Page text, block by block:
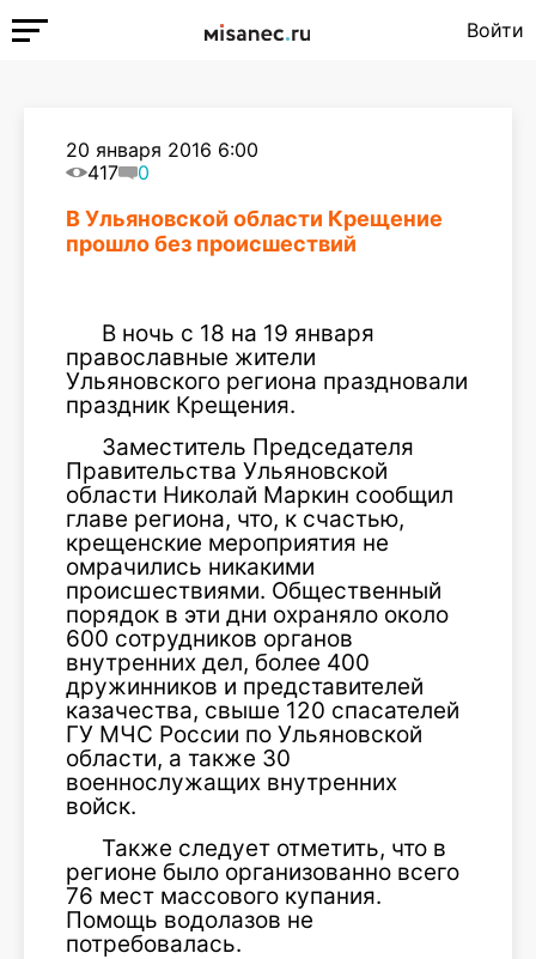
Войти
20 января 2016 6:00
417
0
В Ульяновской области Крещение
прошло без происшествий
В ночь с 18 на 19 января
православные жители
Ульяновского региона праздновали
праздник Крещения.
Заместитель Председателя
Правительства Ульяновской
области Николай Маркин сообщил
главе региона, что, к счастью,
крещенские мероприятия не
омрачились никакими
происшествиями. Общественный
порядок в эти дни охраняло около
600 сотрудников органов
внутренних дел, более 400
дружинников и представителей
казачества, свыше 120 спасателей
ГУ МЧС России по Ульяновской
области, а также 30
военнослужащих внутренних
войск.
Также следует отметить, что в
регионе было организованно всего
76 мест массового купания.
Помощь водолазов не
потребовалась.